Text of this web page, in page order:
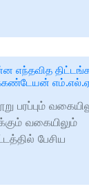
எந்தவித
பரப்பும்
வகையிலும்
பேசிய